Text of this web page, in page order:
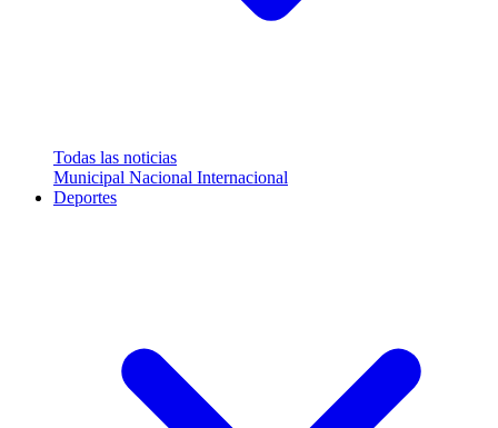
Todas las noticias
Municipal Nacional Internacional
Deportes